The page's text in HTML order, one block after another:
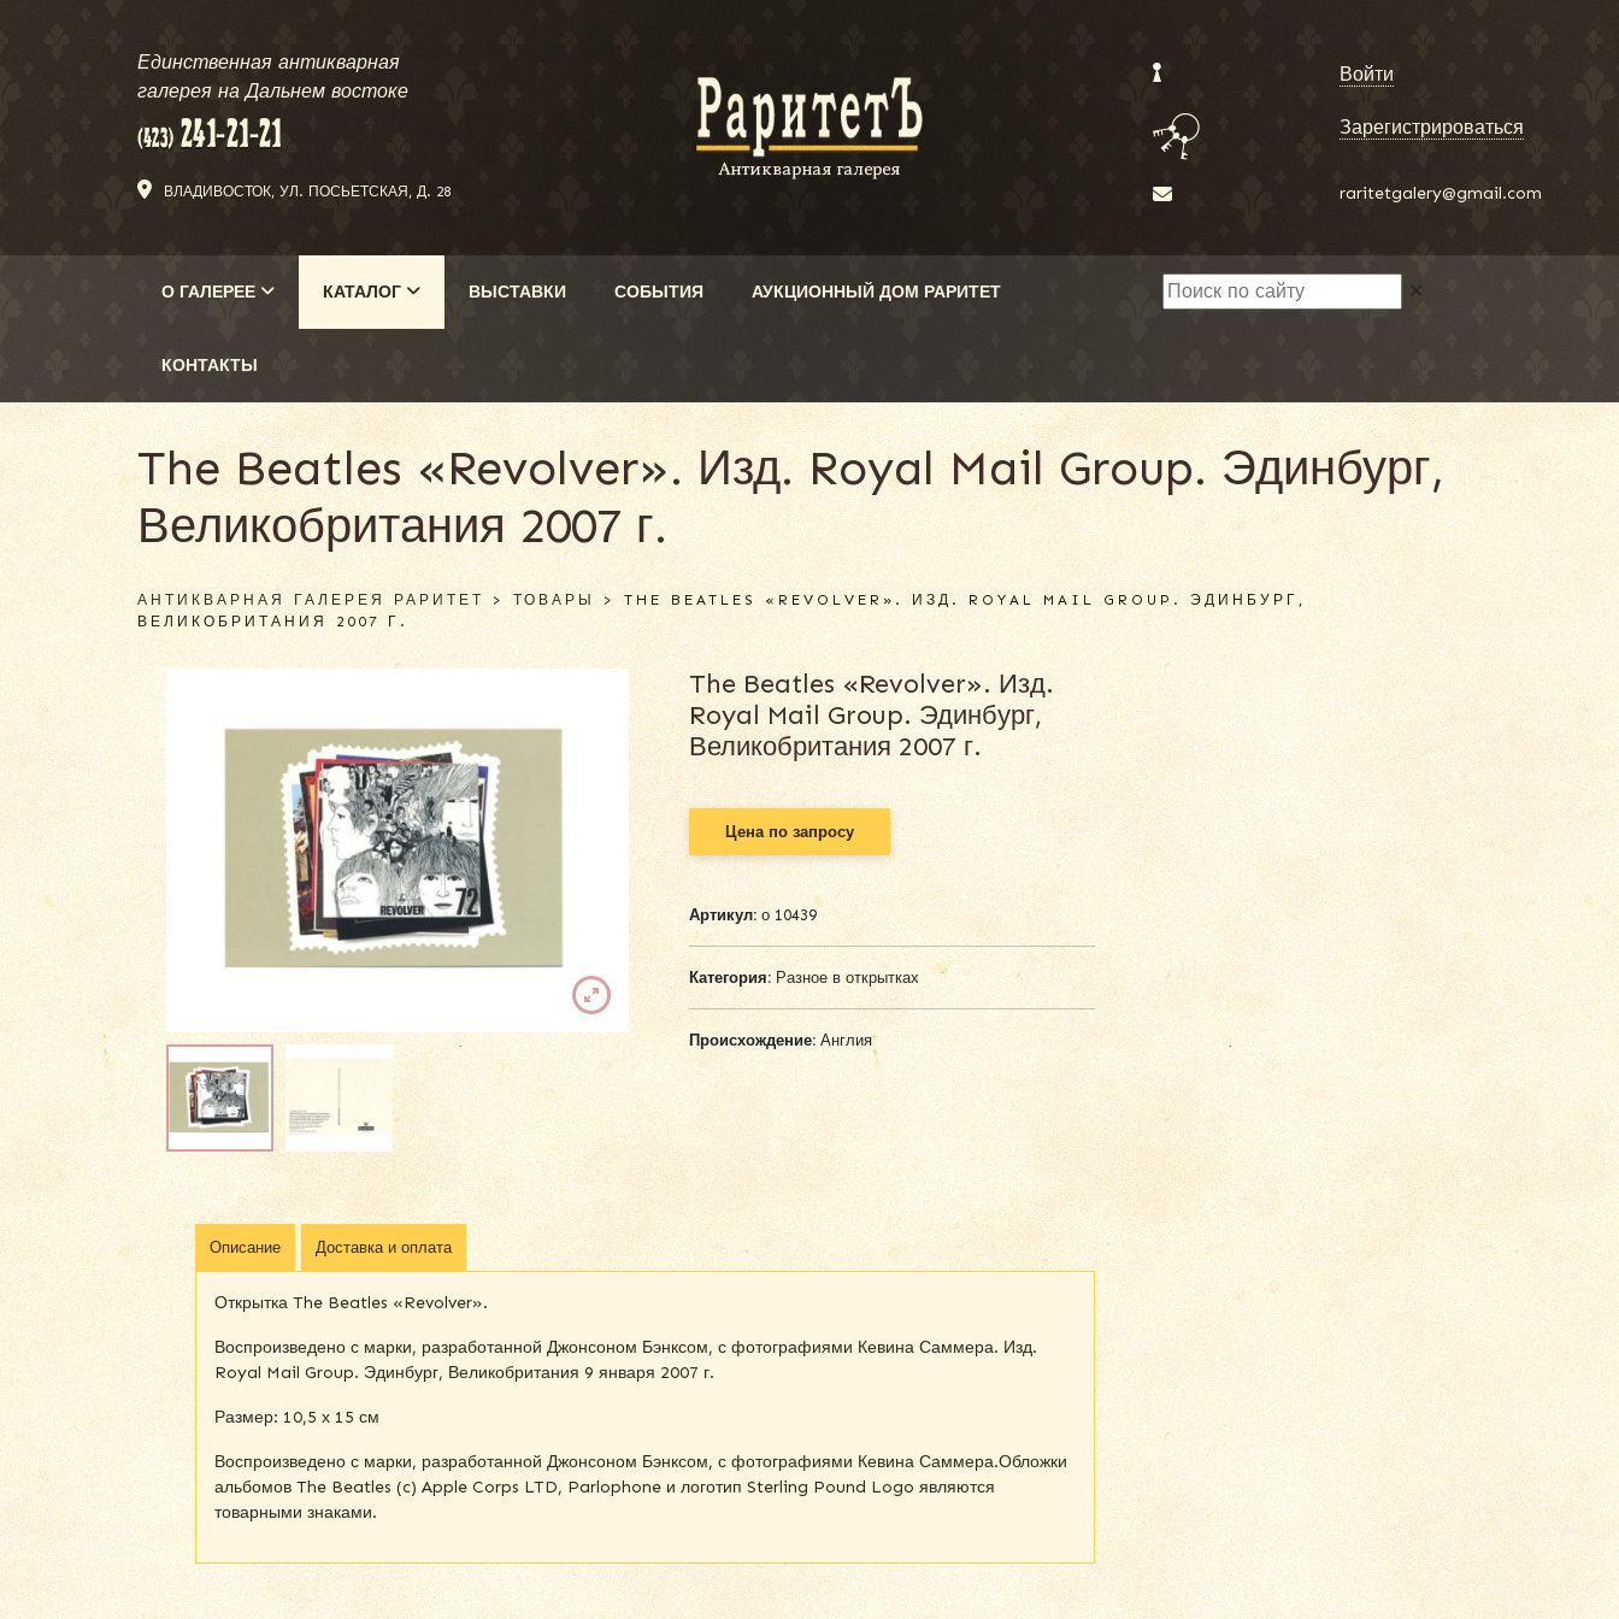
Единственная антикварная
галерея на Дальнем востоке
ВЛАДИВОСТОК, УЛ. ПОСЬЕТСКАЯ, Д. 28
Войти
Зарегистрироваться
raritetgalery@gmail.com
О ГАЛЕРЕЕ КАТАЛОГ ВЫСТАВКИ СОБЫТИЯ АУКЦИОННЫЙ ДОМ РАРИТЕТ
КОНТАКТЫ
✕
The Beatles «Revolver». Изд. Royal Mail Group. Эдинбург,
Великобритания 2007 г.
АНТИКВАРНАЯ ГАЛЕРЕЯ РАРИТЕТ>ТОВАРЫ >THE BEATLES «REVOLVER». ИЗД. ROYAL MAIL GROUP. ЭДИНБУРГ,
ВЕЛИКОБРИТАНИЯ 2007 Г.
The Beatles «Revolver». Изд.
Royal Mail Group. Эдинбург,
Великобритания 2007 г.
Цена по запросу
Артикул:о 10439
Категория: Разное в открытках
Происхождение:Англия
Описание Доставка и оплата
Открытка The Beatles «Revolver».
Воспроизведено с марки, разработанной Джонсоном Бэнксом, с фотографиями Кевина Саммера. Изд.
Royal Mail Group. Эдинбург, Великобритания 9 января 2007 г.
Размер: 10,5 х 15 см
Воспроизведено с марки, разработанной Джонсоном Бэнксом, с фотографиями Кевина Саммера.Обложки
альбомов The Beatles (c) Apple Corps LTD, Parlophone и логотип Sterling Pound Logo являются
товарными знаками.